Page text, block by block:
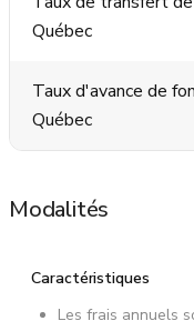
Québec
Taux d'avance de
Québec
Modalités
Caractéristiques
Les frais annuels